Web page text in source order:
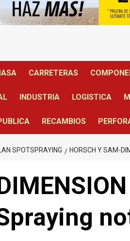
CARRETERAS
INDUSTRIA LOGISTICA
RECAMBIOS
SPOTSPRAYING HORSCH Y SAM-